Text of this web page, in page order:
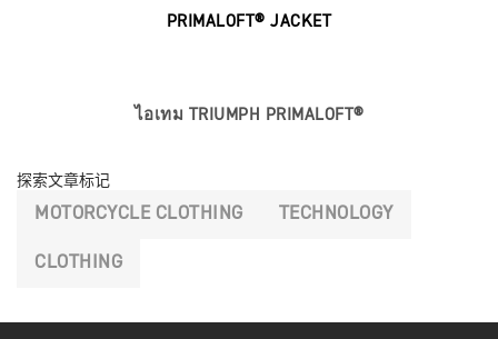
PRIMALOFT® JACKET
ไอเทม TRIUMPH PRIMALOFT®
探索文章标记
MOTORCYCLE CLOTHING TECHNOLOGY
CLOTHING